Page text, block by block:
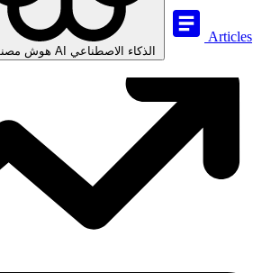
هوش AI الذكاء الاصطناعي
Articles